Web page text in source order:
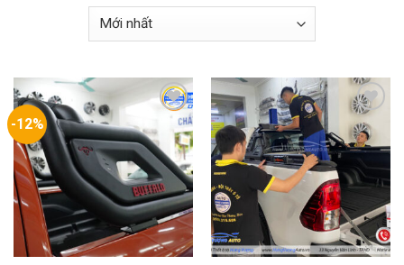
-12%
Add
wishlist
Add
to
wishlist